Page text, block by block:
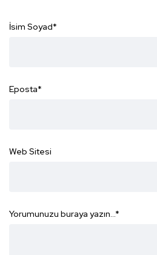
İsim Soyad*
Eposta*
Web Sitesi
Yorumunuzu buraya yazın...*